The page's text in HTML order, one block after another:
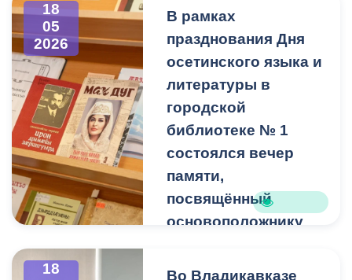
Победителей ждут кубки и
медали.
Викторину организовали
представители
Управления образования
детских садов № 87 и №
177.
Замначальника
18
05
2026
В рамках
празднования Дня
осетинского языка и
литературы в
городской
библиотеке № 1
состоялся вечер
памяти,
посвящённый
основоположнику
драматургии
18
Во Владикавказе